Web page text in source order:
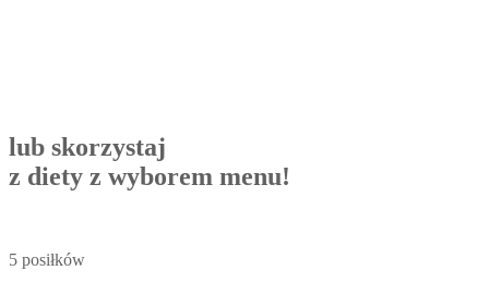
lub skorzystaj
z diety z wyborem menu!
5 posiłków